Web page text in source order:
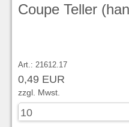
Art.: 21612.17
0,49 EUR
zzgl. Mwst.